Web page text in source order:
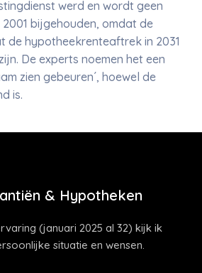
werd en wordt geen
bijgehouden, omdat de
de hypotheekrenteaftrek in 2031
De experts noemen het een
zien gebeuren´, hoewel de
is.
& Hypotheken
(januari 2025 al 32) kijk ik
situatie en wensen.